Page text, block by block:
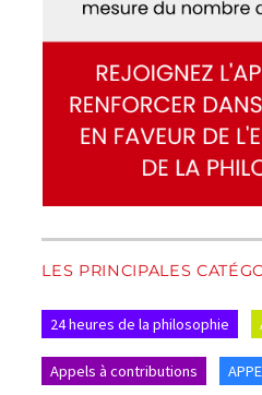
LES PRINCIPALES
24 heures de la philosophie
Appels à contributions